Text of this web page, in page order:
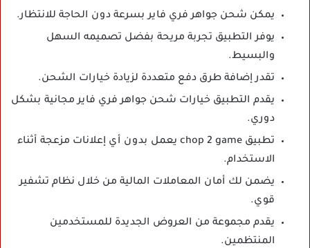
يمكن شحن جواهر فري فاير بسرعة دون الحاجة للانتظار.
يوفر التطبيق تجربة مريحة بفضل تصميمه السهل
والبسيط.
تقدر إضافة طرق دفع متعددة لزيادة خيارات الشحن.
يقدم التطبيق خيارات شحن جواهر فري فاير مجانية بشكل
دوري.
تطبيق chop 2 game يعمل بدون أي إعلانات مزعجة أثناء
الاستخدام.
يضمن لك أمان المعاملات المالية من خلال نظام تشفير
قوي.
يقدم مجموعة من العروض الجديدة للمستخدمين
المنتظمين.